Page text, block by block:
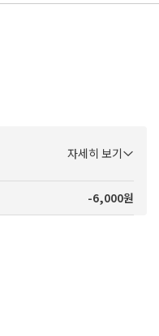
자세히 보기
-6,000원